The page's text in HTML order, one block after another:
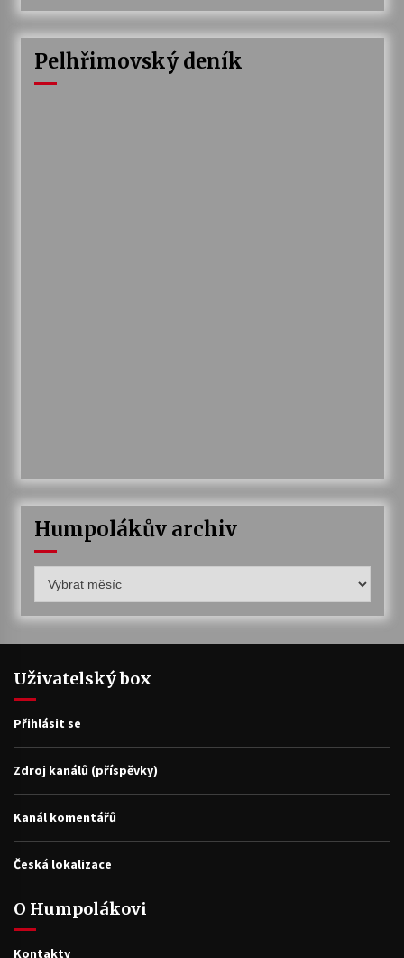
Pelhřimovský deník
Humpolákův archiv
archiv
Uživatelský box
Přihlásit se
Zdroj kanálů (příspěvky)
Kanál komentářů
Česká lokalizace
O Humpolákovi
Kontakty